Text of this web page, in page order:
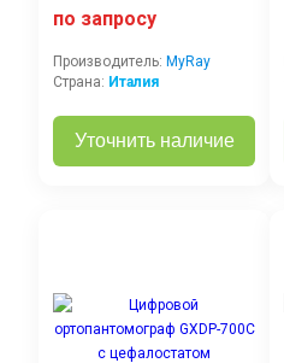
по запросу
Производитель: MyRay
Страна: Италия
Уточнить наличие